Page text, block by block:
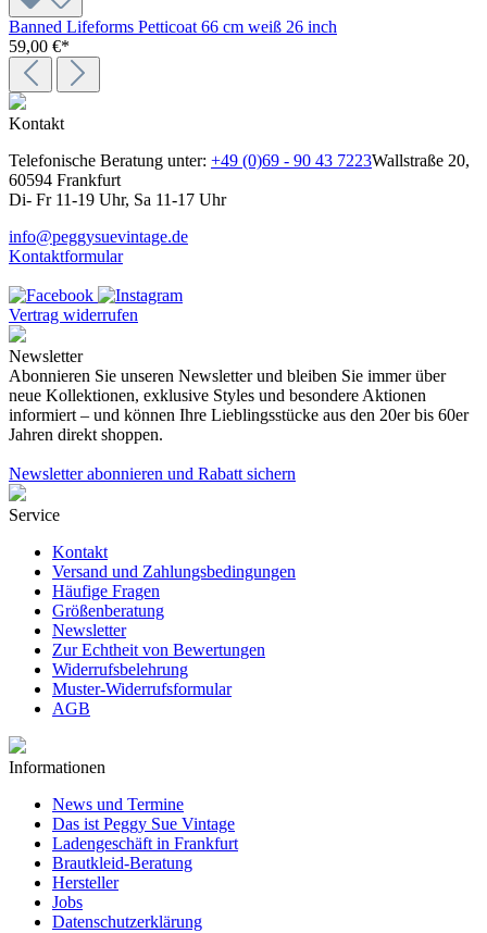
Banned Lifeforms Petticoat 66 cm weiß 26 inch
59,00 €*
Kontakt
Telefonische Beratung unter: +49 (0)69 - 90 43 7223Wallstraße 20,
60594 Frankfurt
Di- Fr 11-19 Uhr, Sa 11-17 Uhr
info@peggysuevintage.de
Kontaktformular
Vertrag widerrufen
Newsletter
Abonnieren Sie unseren Newsletter und bleiben Sie immer über
neue Kollektionen, exklusive Styles und besondere Aktionen
informiert – und können Ihre Lieblingsstücke aus den 20er bis 60er
Jahren direkt shoppen.
Newsletter abonnieren und Rabatt sichern
Service
Kontakt
Versand und Zahlungsbedingungen
Häufige Fragen
Größenberatung
Newsletter
Zur Echtheit von Bewertungen
Widerrufsbelehrung
Muster-Widerrufsformular
AGB
Informationen
News und Termine
Das ist Peggy Sue Vintage
Ladengeschäft in Frankfurt
Brautkleid-Beratung
Hersteller
Jobs
Datenschutzerklärung